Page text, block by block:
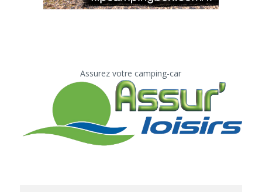
Assurez votre camping-car